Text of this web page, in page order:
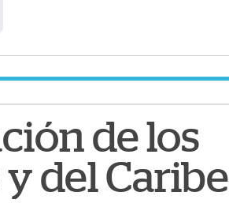
de los
del Caribe